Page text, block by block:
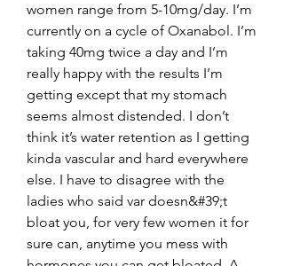
women range from 5-10mg/day. I’m
currently on a cycle of Oxanabol. I’m
taking 40mg twice a day and I’m
really happy with the results I’m
getting except that my stomach
seems almost distended. I don’t
think it’s water retention as I getting
kinda vascular and hard everywhere
else. I have to disagree with the
ladies who said var doesn&#39;t
bloat you, for very few women it for
sure can, anytime you mess with